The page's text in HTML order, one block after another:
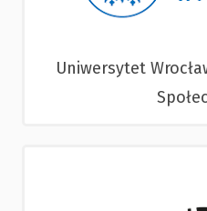
Uniwersytet